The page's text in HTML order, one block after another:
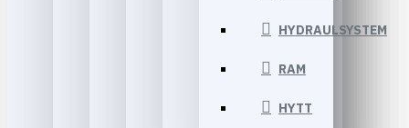
HYDRAULSYSTEM
RAM
HYTT